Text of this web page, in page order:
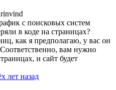
с поисковых систем
в коде на страницах?
как я предполагаю, у вас он
вам нужно
и сайт будет
лет назад